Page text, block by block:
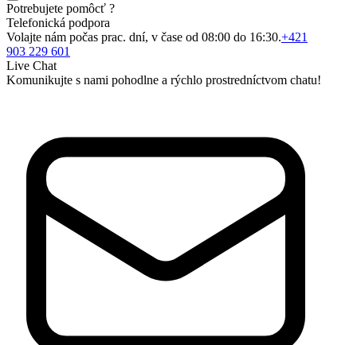
Potrebujete pomôcť ?
Telefonická podpora
Volajte nám počas prac. dní, v čase od 08:00 do 16:30.+421
903 229 601
Live Chat
Komunikujte s nami pohodlne a rýchlo prostredníctvom chatu!